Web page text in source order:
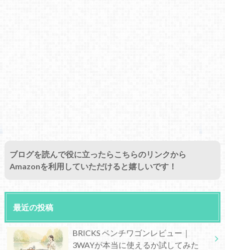
ブログを読んで役に立ったらこちらのリンクから
Amazonを利用していただけると嬉しいです！
最近の投稿
BRICKS ベンチワゴンレビュー｜
3WAYが本当に使えるか試してみた